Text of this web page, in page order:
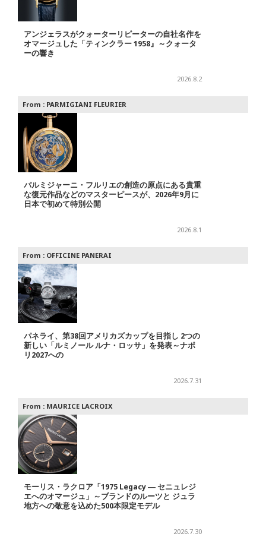
アンジェラスがクォーターリピーターの自社名作を
オマージュした「ティンクラー 1958』～クォータ
ーの響き
2026.8.2
From : PARMIGIANI FLEURIER
パルミジャーニ・フルリエの創造の原点にある貴重
な復元作品などのマスターピースが、2026年9月に
日本で初めて特別公開
2026.8.1
From : OFFICINE PANERAI
パネライ、第38回アメリカズカップを目指し 2つの
新しい「ルミノール ルナ・ロッサ」を発表～ナポ
リ2027への
2026.7.31
From : MAURICE LACROIX
モーリス・ラクロア「1975 Legacy ― セニュレジ
エへのオマージュ」～ブランドのルーツと ジュラ
地方への敬意を込めた500本限定モデル
2026.7.30